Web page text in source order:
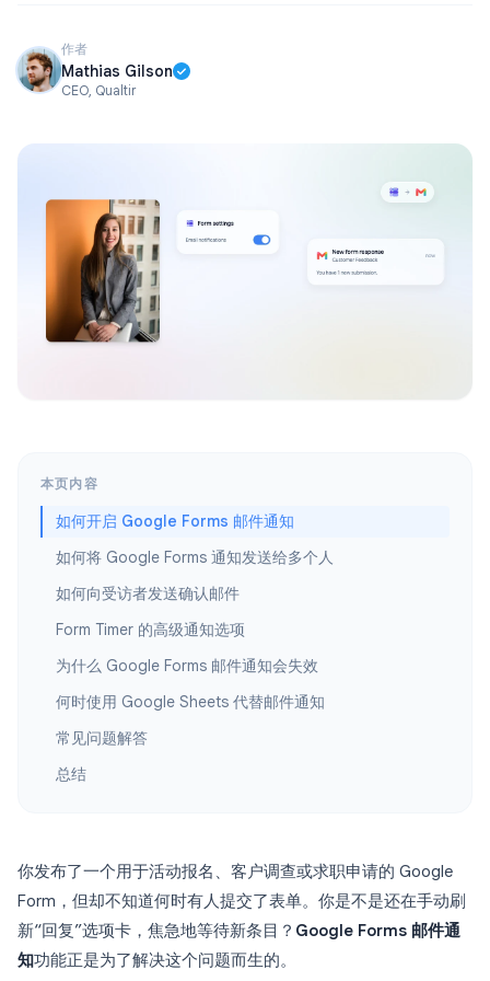
作者
Mathias Gilson
CEO, Qualtir
本页内容
如何开启 Google Forms 邮件通知
如何将 Google Forms 通知发送给多个人
如何向受访者发送确认邮件
Form Timer 的高级通知选项
为什么 Google Forms 邮件通知会失效
何时使用 Google Sheets 代替邮件通知
常见问题解答
总结
你发布了一个用于活动报名、客户调查或求职申请的 Google
Form，但却不知道何时有人提交了表单。你是不是还在手动刷
新“回复”选项卡，焦急地等待新条目？ Google Forms 邮件通
知功能正是为了解决这个问题而生的。